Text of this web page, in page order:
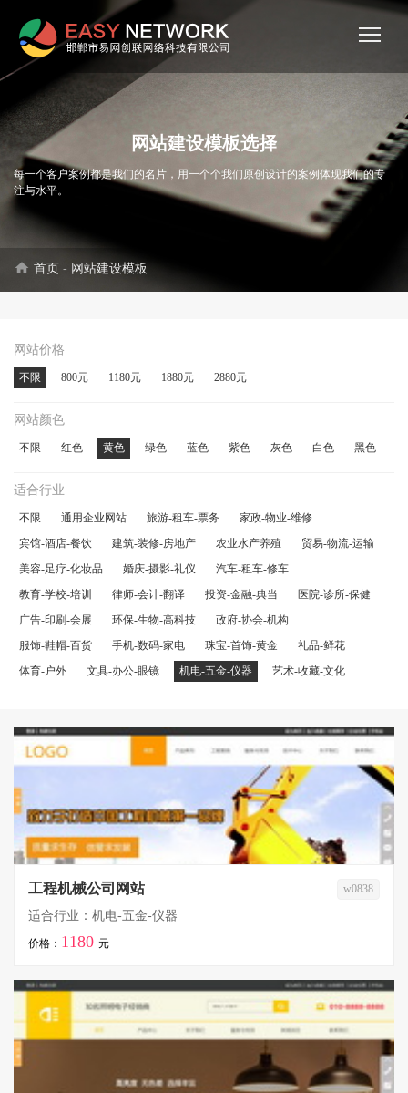
网站建设模板选择
每一个客户案例都是我们的名片，用一个个我们原创设计的案例体现我们的专
注与水平。
home 首页 - 网站建设模板
网站价格
不限 800元 1180元 1880元 2880元
网站颜色
不限 红色 黄色 绿色 蓝色 紫色 灰色 白色 黑色
适合行业
不限 通用企业网站 旅游-租车-票务
家政-物业-维修
宾馆-酒店-餐饮
建筑-装修-房地产 农业水产养殖
贸易-物流-运输
美容-足疗-化妆品
婚庆-摄影-礼仪
汽车-租车-修车
教育-学校-培训
律师-会计-翻译 投资-金融-典当
医院-诊所-保健
广告-印刷-会展
环保-生物-高科技
政府-协会-机构
服饰-鞋帽-百货
手机-数码-家电 珠宝-首饰-黄金
礼品-鲜花
体育-户外
文具-办公-眼镜 机电-五金-仪器 艺术-收藏-文化
工程机械公司网站 w0838
适合行业：机电-五金-仪器
价格： 1180 元